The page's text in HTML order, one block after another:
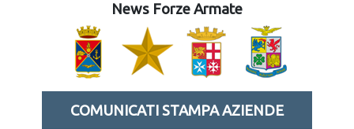
News Forze Armate
COMUNICATI STAMPA AZIENDE